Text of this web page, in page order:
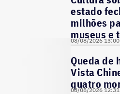
estado
milhões
museus e
08/08/2026 13:00
Queda de
Vista
quatro
08/08/2026 12:31